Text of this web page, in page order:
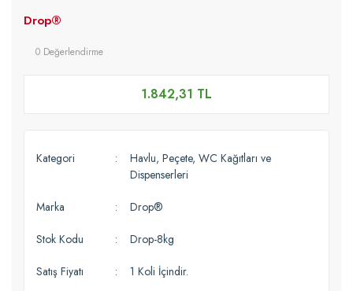
Drop®
0 Değerlendirme
1.842,31 TL
Kategori
Havlu, Peçete, WC Kağıtları ve
Dispenserleri
Marka Drop®
Stok Kodu Drop-8kg
Satış Fiyatı 1 Koli İçindir.